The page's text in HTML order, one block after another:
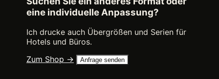
eine individuelle Anpassung?
Ich drucke auch Übergrößen und Serien für
Hotels und Büros.
Zum Shop →
Anfrage senden